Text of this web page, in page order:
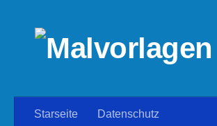
Starseite Datenschutz